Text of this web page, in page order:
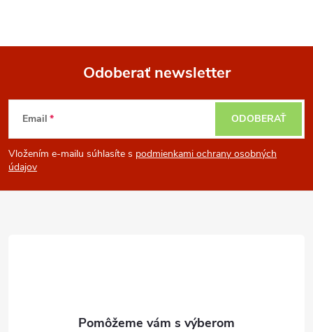
v
v
ý
p
Z
á
p
Odoberať newsletter
Email
Vložením e-mailu súhlasíte s podmienkami ochrany osobných
údajov
ODOBERAŤ